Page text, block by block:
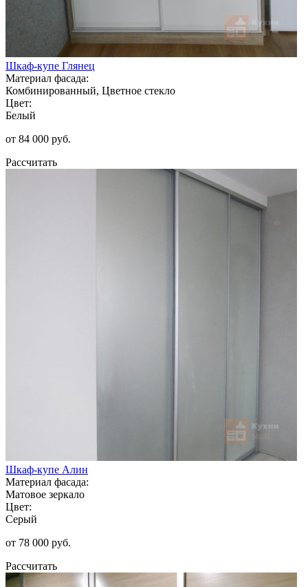
Шкаф-купе Глянец
Материал фасада:
Комбинированный, Цветное стекло
Цвет:
Белый
от 84 000 руб.
Рассчитать
Шкаф-купе Алин
Материал фасада:
Матовое зеркало
Цвет:
Серый
от 78 000 руб.
Рассчитать